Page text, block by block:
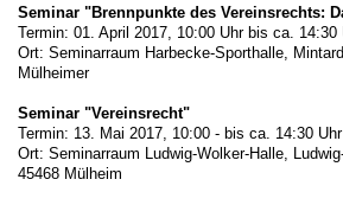
Seminar "Brennpunkte des Vereinsrechts:
Termin: 01. April 2017, 10:00 Uhr bis ca. 14:30
Ort: Seminarraum Harbecke-Sporthalle,
Mülheimer
Seminar "Vereinsrecht"
Termin: 13. Mai 2017, 10:00 - bis ca. 14:30 Uhr
Ort: Seminarraum Ludwig-Wolker-Halle,
45468 Mülheim